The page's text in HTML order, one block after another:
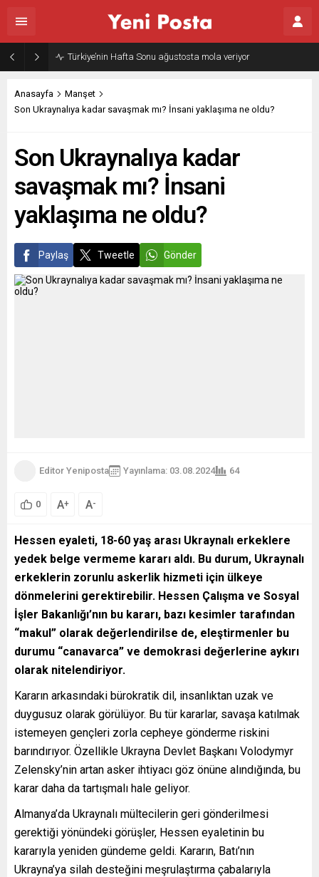
Gazze’nin geleceği: Teknokratik kontrol mü, kolonializm mi?
Anasayfa
Manşet
Son Ukraynalıya kadar savaşmak mı? İnsani yaklaşıma ne oldu?
Son Ukraynalıya kadar
savaşmak mı? İnsani
yaklaşıma ne oldu?
Paylaş Tweetle Gönder
Editor Yeniposta Yayınlama: 03.08.2024 64
0 A+ A-
Hessen eyaleti, 18-60 yaş arası Ukraynalı erkeklere
yedek belge vermeme kararı aldı. Bu durum, Ukraynalı
erkeklerin zorunlu askerlik hizmeti için ülkeye
dönmelerini gerektirebilir. Hessen Çalışma ve Sosyal
İşler Bakanlığı’nın bu kararı, bazı kesimler tarafından
“makul” olarak değerlendirilse de, eleştirmenler bu
durumu “canavarca” ve demokrasi değerlerine aykırı
olarak nitelendiriyor.
Kararın arkasındaki bürokratik dil, insanlıktan uzak ve
duygusuz olarak görülüyor. Bu tür kararlar, savaşa katılmak
istemeyen gençleri zorla cepheye gönderme riskini
barındırıyor. Özellikle Ukrayna Devlet Başkanı Volodymyr
Zelensky’nin artan asker ihtiyacı göz önüne alındığında, bu
karar daha da tartışmalı hale geliyor.
Almanya’da Ukraynalı mültecilerin geri gönderilmesi
gerektiği yönündeki görüşler, Hessen eyaletinin bu
kararıyla yeniden gündeme geldi. Kararın, Batı’nın
Ukrayna’ya silah desteğini meşrulaştırma çabalarıyla